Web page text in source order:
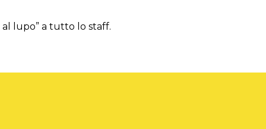
al lupo” a tutto lo staff.